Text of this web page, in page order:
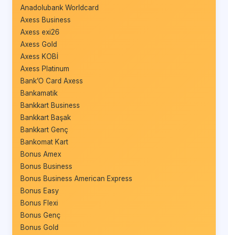
Anadolubank Worldcard
Axess Business
Axess exi26
Axess Gold
Axess KOBİ
Axess Platinum
Bank’O Card Axess
Bankamatik
Bankkart Business
Bankkart Başak
Bankkart Genç
Bankomat Kart
Bonus Amex
Bonus Business
Bonus Business American Express
Bonus Easy
Bonus Flexi
Bonus Genç
Bonus Gold